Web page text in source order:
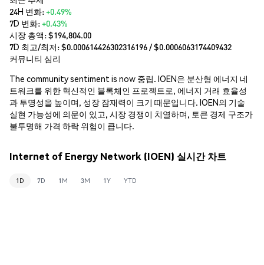
24H 변화:+0.49%
7D 변화:+0.43%
시장 총액:$194,804.00
7D 최고/최저: $0.000614426302316196/ $0.0006063174409432
커뮤니티 심리
The community sentiment is now 중립. IOEN은 분산형 에너지 네
트워크를 위한 혁신적인 블록체인 프로젝트로, 에너지 거래 효율성
과 투명성을 높이며, 성장 잠재력이 크기 때문입니다. IOEN의 기술
실현 가능성에 의문이 있고, 시장 경쟁이 치열하며, 토큰 경제 구조가
불투명해 가격 하락 위험이 큽니다.
Internet of Energy Network (IOEN) 실시간 차트
1D 7D 1M 3M 1Y YTD